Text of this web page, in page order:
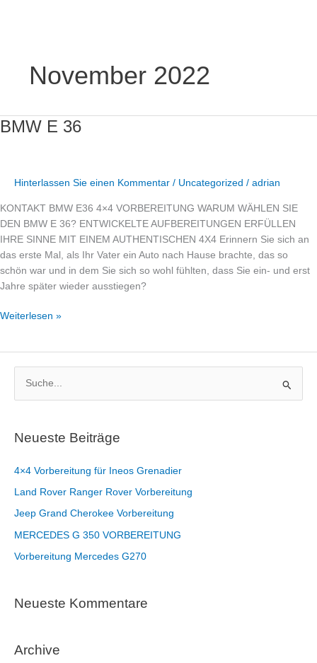
springenNovember 2022
BMW E 36
Hinterlassen Sie einen Kommentar / Uncategorized / adrian
KONTAKT BMW E36 4×4 VORBEREITUNG WARUM WÄHLEN SIE
DEN BMW E 36? ENTWICKELTE AUFBEREITUNGEN ERFÜLLEN
IHRE SINNE MIT EINEM AUTHENTISCHEN 4X4 Erinnern Sie sich an
das erste Mal, als Ihr Vater ein Auto nach Hause brachte, das so
schön war und in dem Sie sich so wohl fühlten, dass Sie ein- und erst
Jahre später wieder ausstiegen?
BMW
Weiterlesen »
h
e
n
c
Neueste Beiträge
4×4 Vorbereitung für Ineos Grenadier
Land Rover Ranger Rover Vorbereitung
Jeep Grand Cherokee Vorbereitung
MERCEDES G 350 VORBEREITUNG
Vorbereitung Mercedes G270
Neueste Kommentare
Archive